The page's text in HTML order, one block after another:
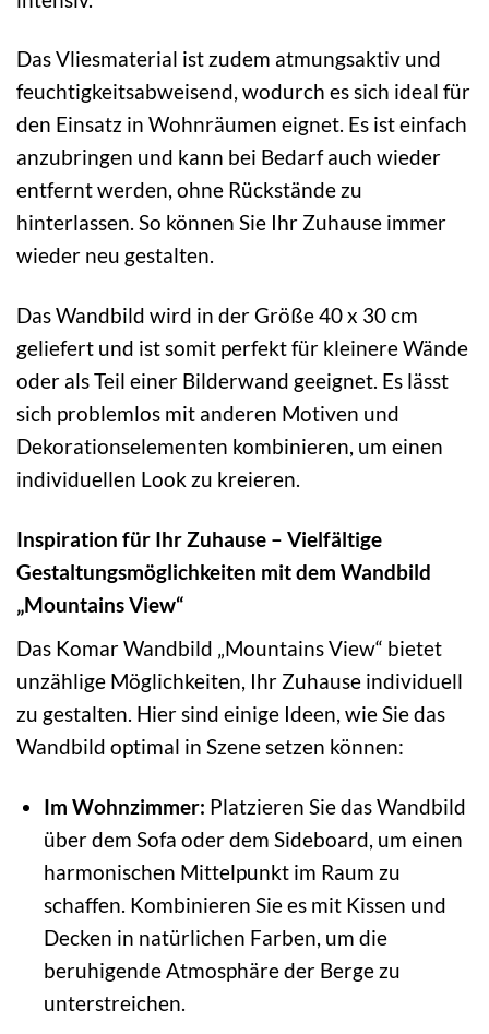
Das Vliesmaterial ist zudem atmungsaktiv und
feuchtigkeitsabweisend, wodurch es sich ideal für
den Einsatz in Wohnräumen eignet. Es ist einfach
anzubringen und kann bei Bedarf auch wieder
entfernt werden, ohne Rückstände zu
hinterlassen. So können Sie Ihr Zuhause immer
wieder neu gestalten.
Das Wandbild wird in der Größe 40 x 30 cm
geliefert und ist somit perfekt für kleinere Wände
oder als Teil einer Bilderwand geeignet. Es lässt
sich problemlos mit anderen Motiven und
Dekorationselementen kombinieren, um einen
individuellen Look zu kreieren.
Inspiration für Ihr Zuhause – Vielfältige
Gestaltungsmöglichkeiten mit dem Wandbild
„Mountains View“
Das Komar Wandbild „Mountains View“ bietet
unzählige Möglichkeiten, Ihr Zuhause individuell
zu gestalten. Hier sind einige Ideen, wie Sie das
Wandbild optimal in Szene setzen können:
Im Wohnzimmer: Platzieren Sie das Wandbild
über dem Sofa oder dem Sideboard, um einen
harmonischen Mittelpunkt im Raum zu
schaffen. Kombinieren Sie es mit Kissen und
Decken in natürlichen Farben, um die
beruhigende Atmosphäre der Berge zu
unterstreichen.